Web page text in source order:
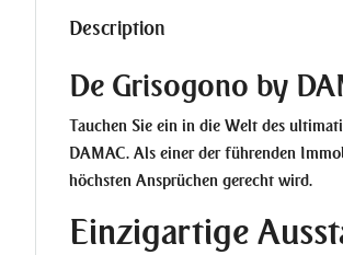
Description
De Grisogono by
Tauchen Sie ein in die Welt des
DAMAC. Als einer der führenden
höchsten Ansprüchen gerecht wird.
Einzigartige